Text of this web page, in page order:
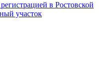
в Ростовской
участок